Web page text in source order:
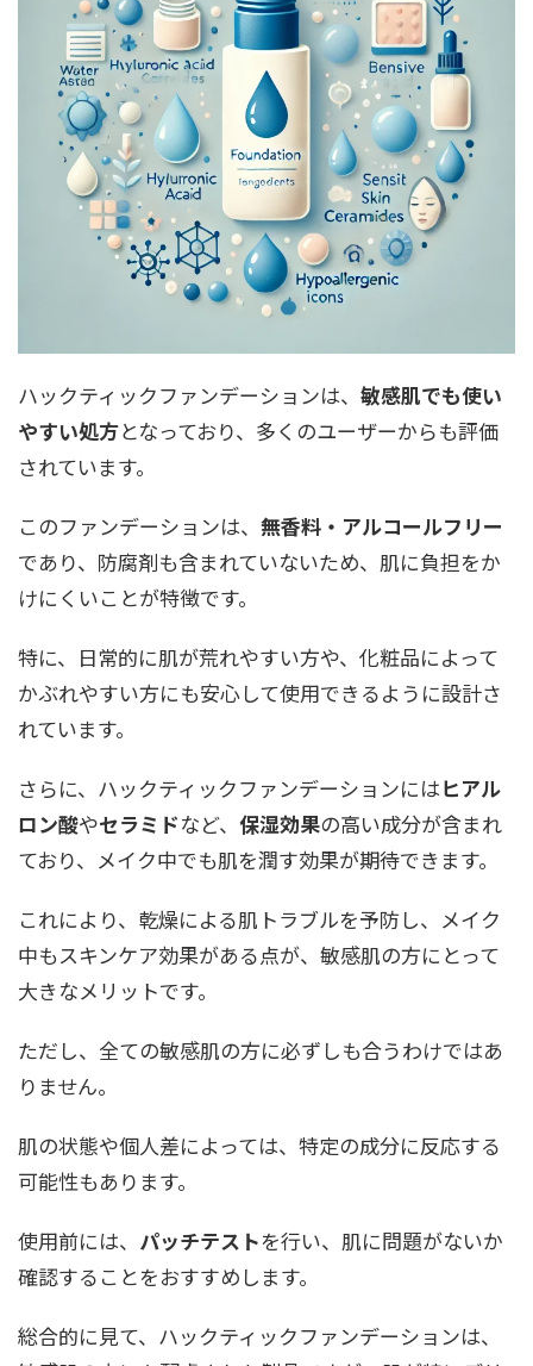
ハックティックファンデーションは、 敏感肌でも使い
やすい処方となっており、多くのユーザーからも評価
されています。
このファンデーションは、 無香料・アルコールフリー
であり、防腐剤も含まれていないため、肌に負担をか
けにくいことが特徴です。
特に、日常的に肌が荒れやすい方や、化粧品によって
かぶれやすい方にも安心して使用できるように設計さ
れています。
さらに、ハックティックファンデーションにはヒアル
ロン酸やセラミドなど、 保湿効果の高い成分が含まれ
ており、メイク中でも肌を潤す効果が期待できます。
これにより、乾燥による肌トラブルを予防し、メイク
中もスキンケア効果がある点が、敏感肌の方にとって
大きなメリットです。
ただし、全ての敏感肌の方に必ずしも合うわけではあ
りません。
肌の状態や個人差によっては、特定の成分に反応する
可能性もあります。
使用前には、 パッチテストを行い、肌に問題がないか
確認することをおすすめします。
総合的に見て、ハックティックファンデーションは、